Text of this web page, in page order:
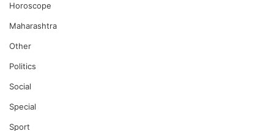
Horoscope
Maharashtra
Other
Politics
Social
Special
Sport